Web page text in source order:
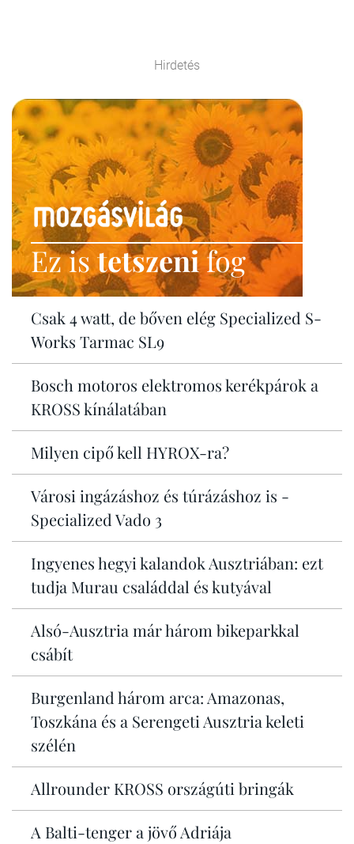
Hirdetés
Ez istetszenifog
Csak 4 watt, de bőven elég Specialized S-
Works Tarmac SL9
Bosch motoros elektromos kerékpárok a
KROSS kínálatában
Milyen cipő kell HYROX-ra?
Városi ingázáshoz és túrázáshoz is -
Specialized Vado 3
Ingyenes hegyi kalandok Ausztriában: ezt
tudja Murau családdal és kutyával
Alsó-Ausztria már három bikeparkkal
csábít
Burgenland három arca: Amazonas,
Toszkána és a Serengeti Ausztria keleti
szélén
Allrounder KROSS országúti bringák
A Balti-tenger a jövő Adriája